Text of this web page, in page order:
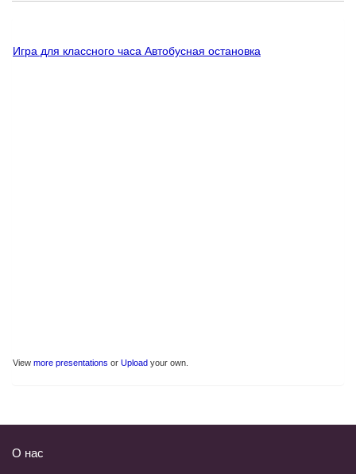
Игра для классного часа Автобусная остановка
View more presentations or Upload your own.
О нас